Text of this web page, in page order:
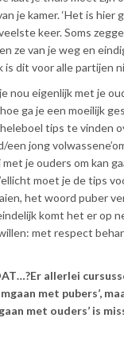
je kamer. ‘Het is hier
keer. Soms
ze van je weg en
is dit voor alle partijen
nou eigenlijk met je
ga je een moeilijk
tips te vinden
een jong
met je ouders om kan
moet je de tips
het woord puber
komt het er op
met respect
allerlei
met pubers’,
met ouders’ is